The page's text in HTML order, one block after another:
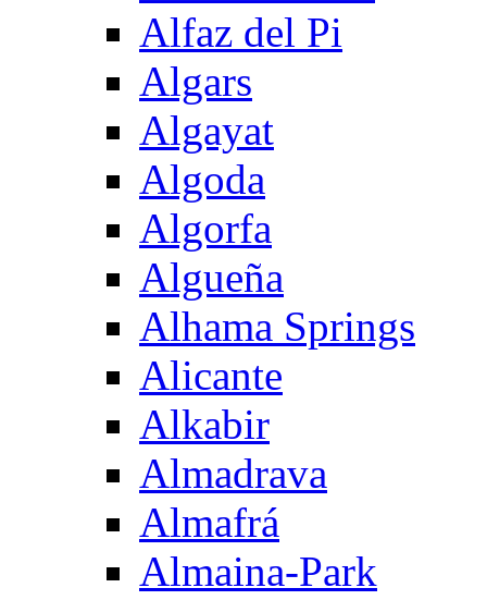
Alfaz del Pi
Algars
Algayat
Algoda
Algorfa
Algueña
Alhama Springs
Alicante
Alkabir
Almadrava
Almafrá
Almaina-Park